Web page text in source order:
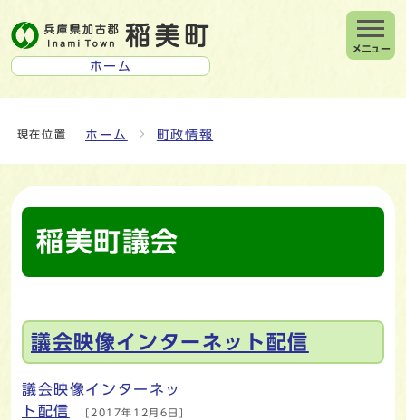
ホーム
メニュー
現在位置 ホーム 町政情報
稲美町議会
メインメニュー
議会映像インターネット配信
議会映像インターネッ
ト配信
[2017年12月6日]